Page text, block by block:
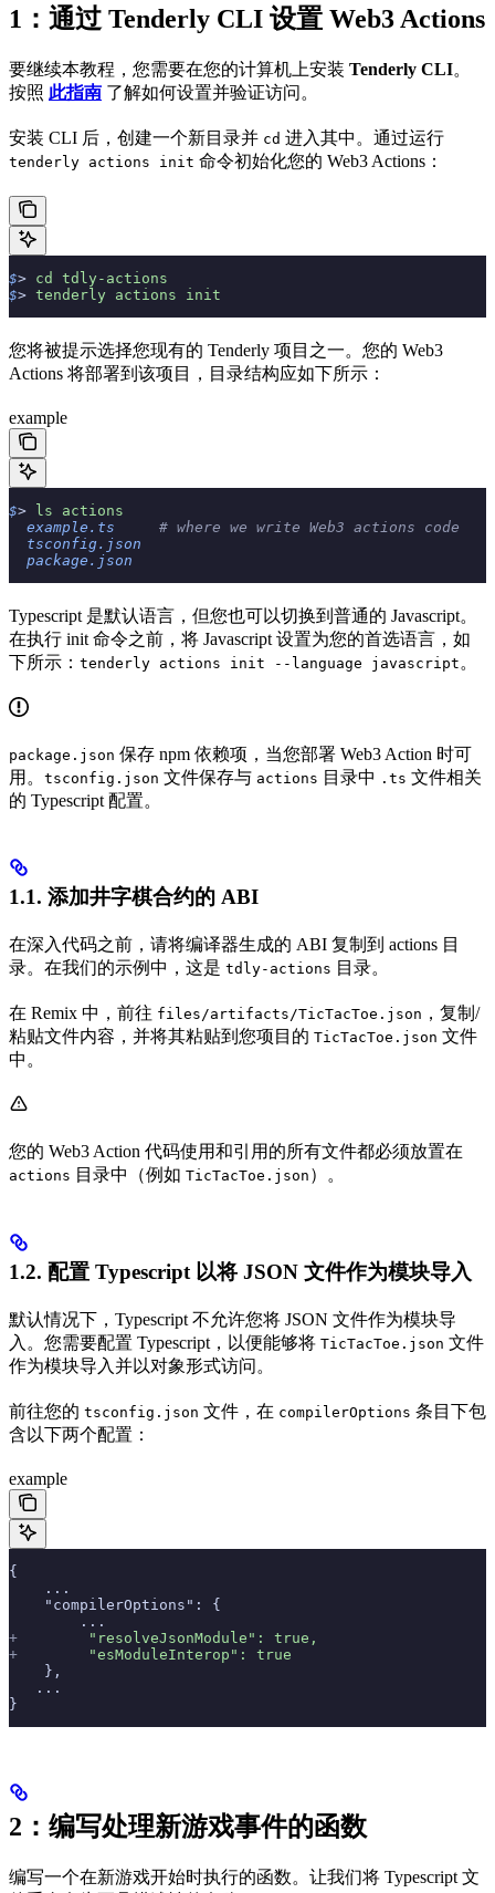
1：通过 Tenderly CLI 设置 Web3 Actions
要继续本教程，您需要在您的计算机上安装 Tenderly CLI。
按照 此指南 了解如何设置并验证访问。
安装 CLI 后，创建一个新目录并 cd 进入其中。通过运行
tenderly actions init 命令初始化您的 Web3 Actions：
$> cd
tdly-actions
$> tenderly actions init
您将被提示选择您现有的 Tenderly 项目之一。您的 Web3
Actions 将部署到该项目，目录结构应如下所示：
example
$> ls actions
  example.ts
     # where we write Web3 actions code
  tsconfig.json
  package.json
Typescript 是默认语言，但您也可以切换到普通的 Javascript。
在执行 init 命令之前，将 Javascript 设置为您的首选语言，如
下所示： tenderly actions init --language javascript 。
package.json 保存 npm 依赖项，当您部署 Web3 Action 时可
用。 tsconfig.json 文件保存与 actions 目录中 .ts 文件相关
的 Typescript 配置。
1.1. 添加井字棋合约的 ABI
在深入代码之前，请将编译器生成的 ABI 复制到 actions 目
录。在我们的示例中，这是 tdly-actions 目录。
在 Remix 中，前往 files/artifacts/TicTacToe.json ，复制/
粘贴文件内容，并将其粘贴到您项目的 TicTacToe.json 文件
中。
您的 Web3 Action 代码使用和引用的所有文件都必须放置在
actions 目录中（例如 TicTacToe.json ）。
1.2. 配置 Typescript 以将 JSON 文件作为模块导入
默认情况下，Typescript 不允许您将 JSON 文件作为模块导
入。您需要配置 Typescript，以便能够将 TicTacToe.json 文件
作为模块导入并以对象形式访问。
前往您的 tsconfig.json 文件，在 compilerOptions 条目下包
含以下两个配置：
example
{
    ...
    "compilerOptions": {
	...
+
        "resolveJsonModule": true,
+
        "esModuleInterop": true
    },
   ...
}
2：编写处理新游戏事件的函数
编写一个在新游戏开始时执行的函数。让我们将 Typescript 文